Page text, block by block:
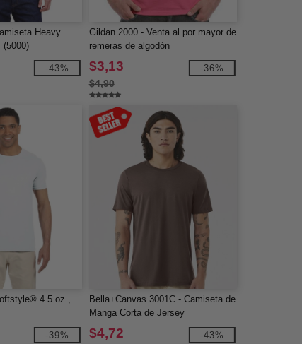
Heavy
-43%
Gildan 2000 - Venta al por mayor de
remeras de algodón
$3,13
$4,90
-36%
4.5 oz.,
-39%
Bella+Canvas 3001C - Camiseta de
Manga Corta de Jersey
$4,72 -43%